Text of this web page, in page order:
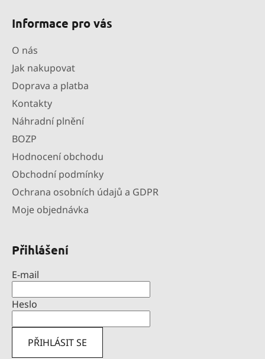
Informace pro vás
O nás
Jak nakupovat
Doprava a platba
Kontakty
Náhradní plnění
BOZP
Hodnocení obchodu
Obchodní podmínky
Ochrana osobních údajů a GDPR
Moje objednávka
Přihlášení
E-mail
Heslo
PŘIHLÁSIT SE